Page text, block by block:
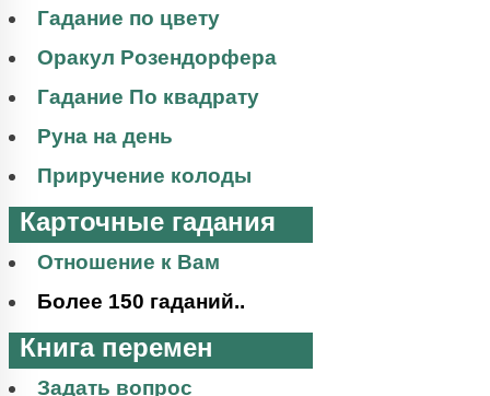
Гадание по цвету
Оракул Розендорфера
Гадание По квадрату
Руна на день
Приручение колоды
Карточные гадания
Отношение к Вам
Более 150 гаданий..
Книга перемен
Задать вопрос